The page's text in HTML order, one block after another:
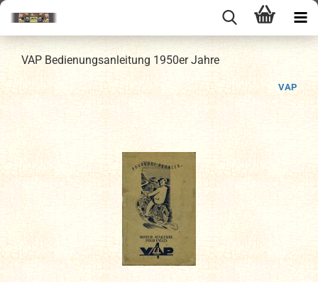
VAP Bedienungsanleitung 1950er Jahre
VAP